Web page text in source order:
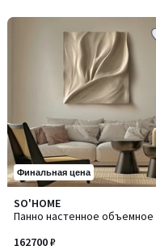
Финальная цена
SO'HOME
Панно настенное объемное
162700 ₽